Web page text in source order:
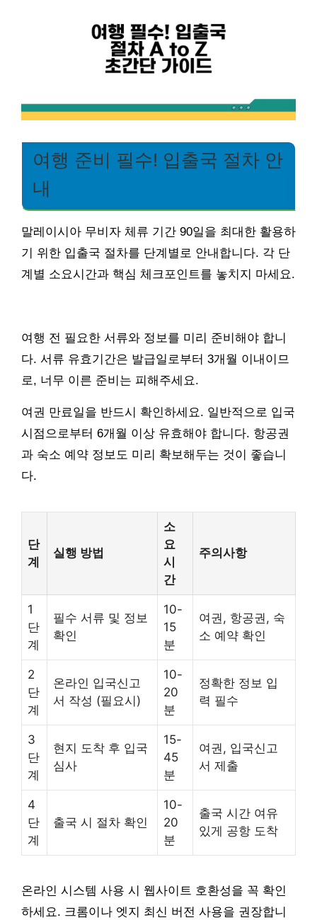
여행 준비 필수! 입출국 절차 안
내
말레이시아 무비자 체류 기간 90일을 최대한 활용하
기 위한 입출국 절차를 단계별로 안내합니다. 각 단
계별 소요시간과 핵심 체크포인트를 놓치지 마세요.
여행 전 필요한 서류와 정보를 미리 준비해야 합니
다. 서류 유효기간은 발급일로부터 3개월 이내이므
로, 너무 이른 준비는 피해주세요.
여권 만료일을 반드시 확인하세요. 일반적으로 입국
시점으로부터 6개월 이상 유효해야 합니다. 항공권
과 숙소 예약 정보도 미리 확보해두는 것이 좋습니
다.
단
계
실행 방법
소
요
시
간
주의사항
1
단
계
필수 서류 및 정보
확인
10-
15
분
여권, 항공권, 숙
소 예약 확인
2
단
계
온라인 입국신고
서 작성 (필요시)
10-
20
분
정확한 정보 입
력 필수
3
단
계
현지 도착 후 입국
심사
15-
45
분
여권, 입국신고
서 제출
4
단
계
출국 시 절차 확인
10-
20
분
출국 시간 여유
있게 공항 도착
온라인 시스템 사용 시 웹사이트 호환성을 꼭 확인
하세요. 크롬이나 엣지 최신 버전 사용을 권장합니